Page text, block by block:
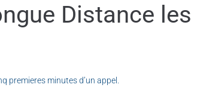
Distance
premieres minutes d’un appel.